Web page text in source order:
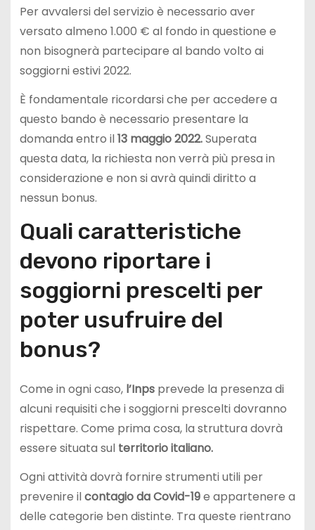
Per avvalersi del servizio è necessario aver
versato almeno 1.000 € al fondo in questione e
non bisognerà partecipare al bando volto ai
soggiorni estivi 2022.
È fondamentale ricordarsi che per accedere a
questo bando è necessario presentare la
domanda entro il13 maggio 2022.Superata
questa data, la richiesta non verrà più presa in
considerazione e non si avrà quindi diritto a
nessun bonus.
Quali caratteristiche
devono riportare i
soggiorni prescelti per
poter usufruire del
bonus?
Come in ogni caso, l’Inpsprevede la presenza di
alcuni requisiti che i soggiorni prescelti dovranno
rispettare. Come prima cosa, la struttura dovrà
essere situata sul territorio italiano.
Ogni attività dovrà fornire strumenti utili per
prevenire ilcontagio da Covid-19e appartenere a
delle categorie ben distinte. Tra queste rientrano